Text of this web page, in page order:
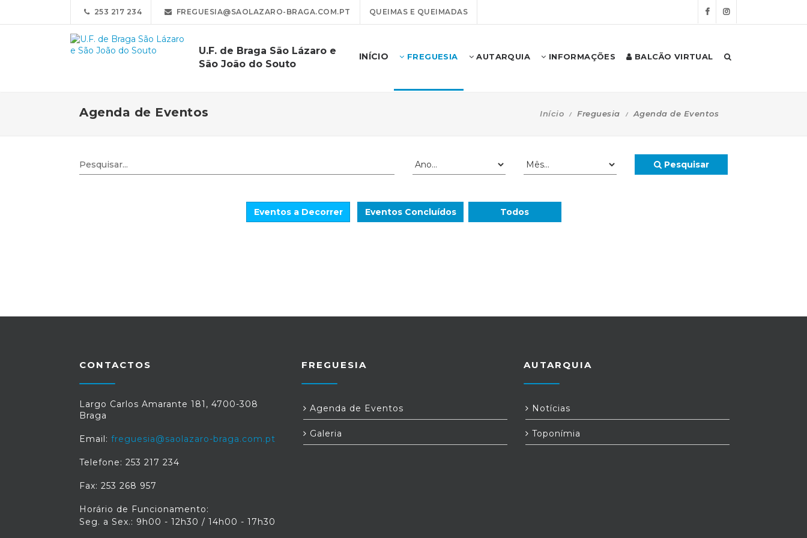
253 217 234 FREGUESIA@SAOLAZARO-BRAGA.COM.PT QUEIMAS E QUEIMADAS
U.F. de Braga São Lázaro e
São João do Souto
INÍCIO FREGUESIA AUTARQUIA INFORMAÇÕES BALCÃO VIRTUAL
Agenda de Eventos Início Freguesia Agenda de Eventos
Pesquisar
Eventos a Decorrer Eventos Concluídos Todos
CONTACTOS
Largo Carlos Amarante 181, 4700-308
Braga
Email: freguesia@saolazaro-braga.com.pt
Telefone: 253 217 234
Fax: 253 268 957
Horário de Funcionamento:
Seg. a Sex.: 9h00 - 12h30 / 14h00 - 17h30
FREGUESIA
Agenda de Eventos
Galeria
AUTARQUIA
Notícias
Toponímia